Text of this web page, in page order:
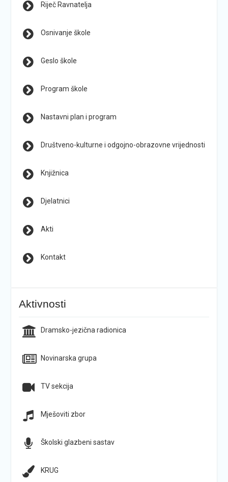
Riječ Ravnatelja
Osnivanje škole
Geslo škole
Program škole
Nastavni plan i program
Društveno-kulturne i odgojno-obrazovne vrijednosti
Knjižnica
Djelatnici
Akti
Kontakt
Aktivnosti
Dramsko-jezična radionica
Novinarska grupa
TV sekcija
Mješoviti zbor
Školski glazbeni sastav
KRUG